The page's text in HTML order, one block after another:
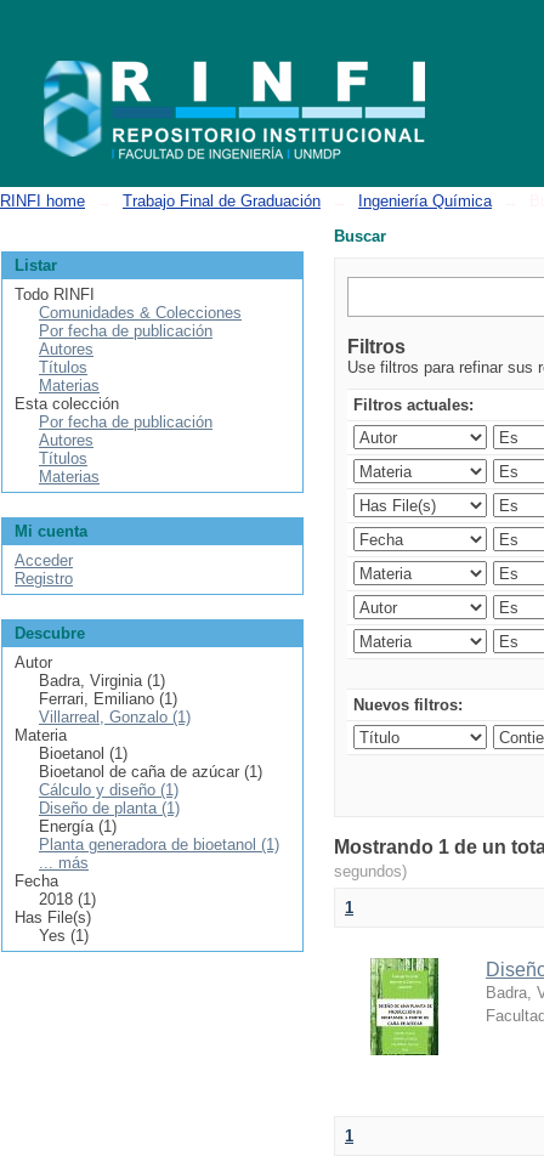
RINFI home Trabajo Final de Graduación Ingeniería Química
Buscar
Filtros
Use filtros para refinar sus
Filtros actuales:
Nuevos filtros:
Mostrando 1 de un
segundos)
1
Badra,
1
Listar
Todo RINFI
Comunidades & Colecciones
Por fecha de publicación
Autores
Títulos
Materias
Esta colección
Por fecha de publicación
Autores
Títulos
Materias
Mi cuenta
Acceder
Registro
Descubre
Autor
Badra, Virginia (1)
Ferrari, Emiliano (1)
Villarreal, Gonzalo (1)
Materia
Bioetanol (1)
Bioetanol de caña de azúcar (1)
Cálculo y diseño (1)
Diseño de planta (1)
Energía (1)
Planta generadora de bioetanol (1)
... más
Fecha
2018 (1)
Has File(s)
Yes (1)